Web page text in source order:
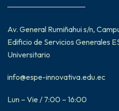
Av. General Rumiñahui s/n,
Edificio de Servicios Generales
Universitario
info@espe-innovativa.edu.ec
Lun – Vie / 7:00 – 16:00